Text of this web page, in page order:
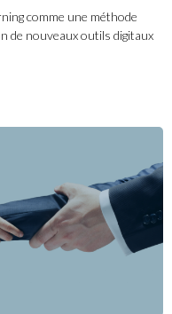
comme une méthode
de nouveaux outils digitaux